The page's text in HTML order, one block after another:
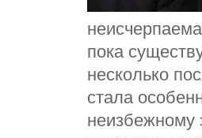
пока
несколько
стала